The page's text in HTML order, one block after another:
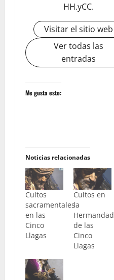
HH.yCC.
Visitar el sitio web
Ver todas las
entradas
Me gusta esto:
Noticias relacionadas
Cultos
sacramentales
en las
Cinco
Llagas
Cultos en
la
Hermandad
de las
Cinco
Llagas